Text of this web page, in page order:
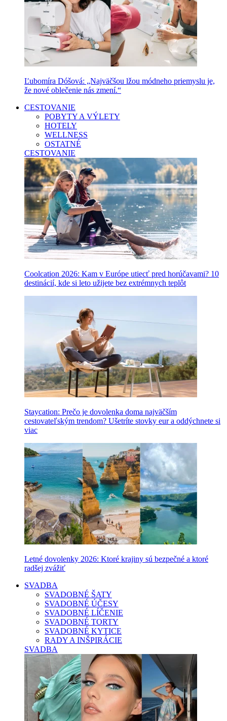
Ľubomíra Dóšová: „Najväčšou lžou módneho priemyslu je,
že nové oblečenie nás zmení.“
CESTOVANIE
POBYTY A VÝLETY
HOTELY
WELLNESS
OSTATNÉ
CESTOVANIE
Coolcation 2026: Kam v Európe utiecť pred horúčavami? 10
destinácií, kde si leto užijete bez extrémnych teplôt
Staycation: Prečo je dovolenka doma najväčším
cestovateľským trendom? Ušetríte stovky eur a oddýchnete si
viac
Letné dovolenky 2026: Ktoré krajiny sú bezpečné a ktoré
radšej zvážiť
SVADBA
SVADOBNÉ ŠATY
SVADOBNÉ ÚČESY
SVADOBNÉ LÍČENIE
SVADOBNÉ TORTY
SVADOBNÉ KYTICE
RADY A INŠPIRÁCIE
SVADBA